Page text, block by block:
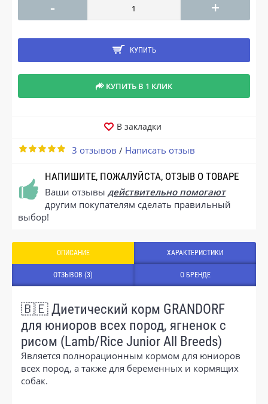
- +
КУПИТЬ
КУПИТЬ В 1 КЛИК
В закладки
3 отзывов / Написать отзыв
НАПИШИТЕ, ПОЖАЛУЙСТА, ОТЗЫВ О ТОВАРЕ
Ваши отзывы действительно помогают
другим покупателям сделать правильный
выбор!
ОПИСАНИЕ ХАРАКТЕРИСТИКИ
ОТЗЫВОВ (3) О БРЕНДЕ
🇧🇪 Диетический корм GRANDORF
для юниоров всех пород, ягненок с
рисом (Lamb/Rice Junior All Breeds)
Является полнорационным кормом для юниоров
всех пород, а также для беременных и кормящих
собак.